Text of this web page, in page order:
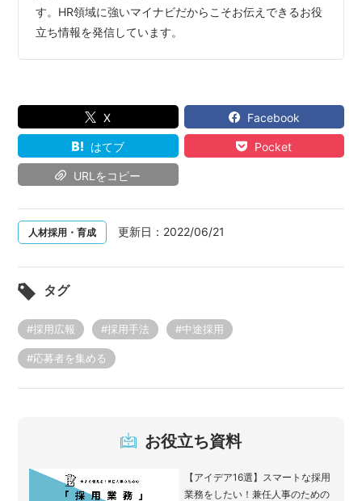
す。HR領域に強いマイナビだからこそお伝えできるお役
立ち情報を発信しています。
X Facebook
はてブ Pocket
URLをコピー
人材採用・育成 更新日： 2022/06/21
タグ
#採用広報 #採用手法 #中途採用
#応募者を集める
お役立ち資料
【アイデア16選】スマートな採用
業務をしたい！兼任人事のための